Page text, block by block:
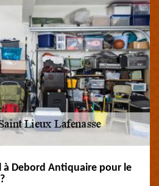
à Debord Antiquaire pour le